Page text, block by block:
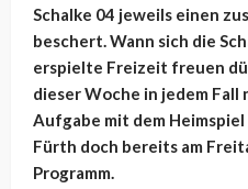
Schalke 04 jeweils einen
beschert. Wann sich die
erspielte Freizeit freuen
dieser Woche in jedem
Aufgabe mit dem
Fürth doch bereits am
Programm.